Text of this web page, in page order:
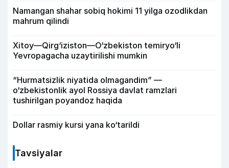
Namangan shahar sobiq hokimi 11 yilga ozodlikdan
mahrum qilindi
Xitoy—Qirg‘iziston—O‘zbekiston temiryo‘li
Yevropagacha uzaytirilishi mumkin
“Hurmatsizlik niyatida olmagandim” —
o‘zbekistonlik ayol Rossiya davlat ramzlari
tushirilgan poyandoz haqida
Dollar rasmiy kursi yana ko‘tarildi
Tavsiyalar